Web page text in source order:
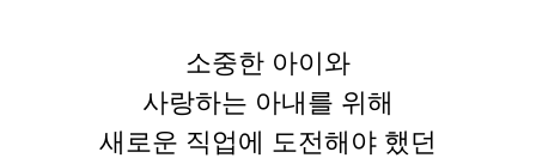
소중한 아이와
사랑하는 아내를 위해
새로운 직업에 도전해야 했던